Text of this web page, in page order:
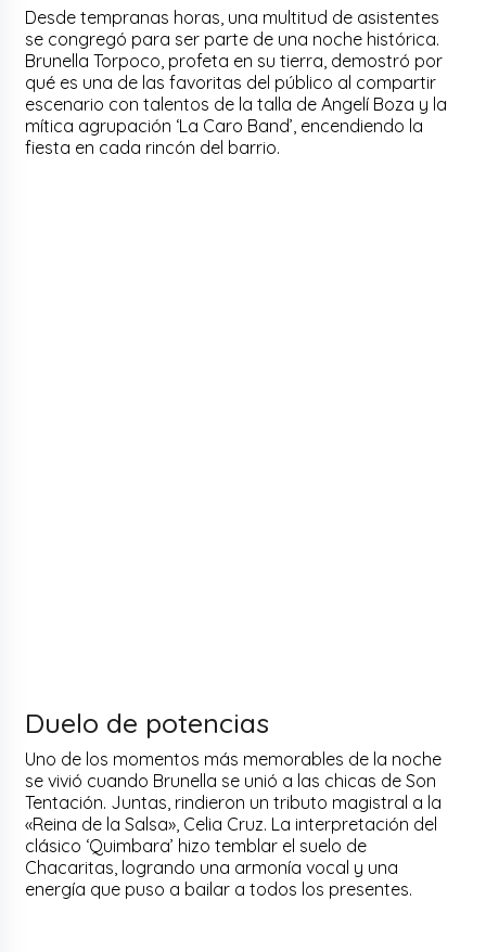
Desde tempranas horas, una multitud de asistentes
se congregó para ser parte de una noche histórica.
Brunella Torpoco, profeta en su tierra, demostró por
qué es una de las favoritas del público al compartir
escenario con talentos de la talla de Angelí Boza y la
mítica agrupación ‘La Caro Band’, encendiendo la
fiesta en cada rincón del barrio.
Duelo de potencias
Uno de los momentos más memorables de la noche
se vivió cuando Brunella se unió a las chicas de Son
Tentación. Juntas, rindieron un tributo magistral a la
«Reina de la Salsa», Celia Cruz. La interpretación del
clásico ‘Quimbara’ hizo temblar el suelo de
Chacaritas, logrando una armonía vocal y una
energía que puso a bailar a todos los presentes.